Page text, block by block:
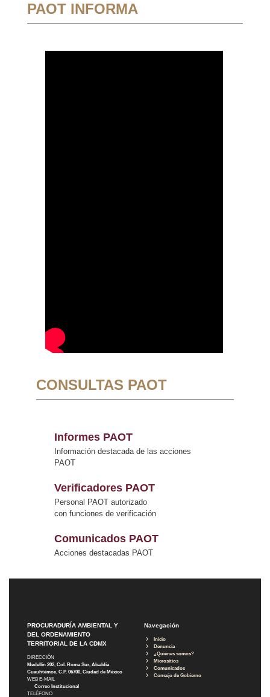
PAOT INFORMA
CONSULTAS PAOT
Informes PAOT
Información destacada de las acciones
PAOT
Verificadores PAOT
Personal PAOT autorizado
con funciones de verificación
Comunicados PAOT
Acciones destacadas PAOT
PROCURADURÍA AMBIENTAL Y
DEL ORDENAMIENTO
TERRITORIAL DE LA CDMX
DIRECCIÓN
Medellín 202, Col. Roma Sur, Alcaldía
Cuauhtémoc, C.P. 06700, Ciudad de México
WEB E-MAIL
Correo Institucional
TELÉFONO
Navegación
Inicio
Denuncia
¿Quiénes somos?
Micrositios
Comunicados
Consejo de Gobierno